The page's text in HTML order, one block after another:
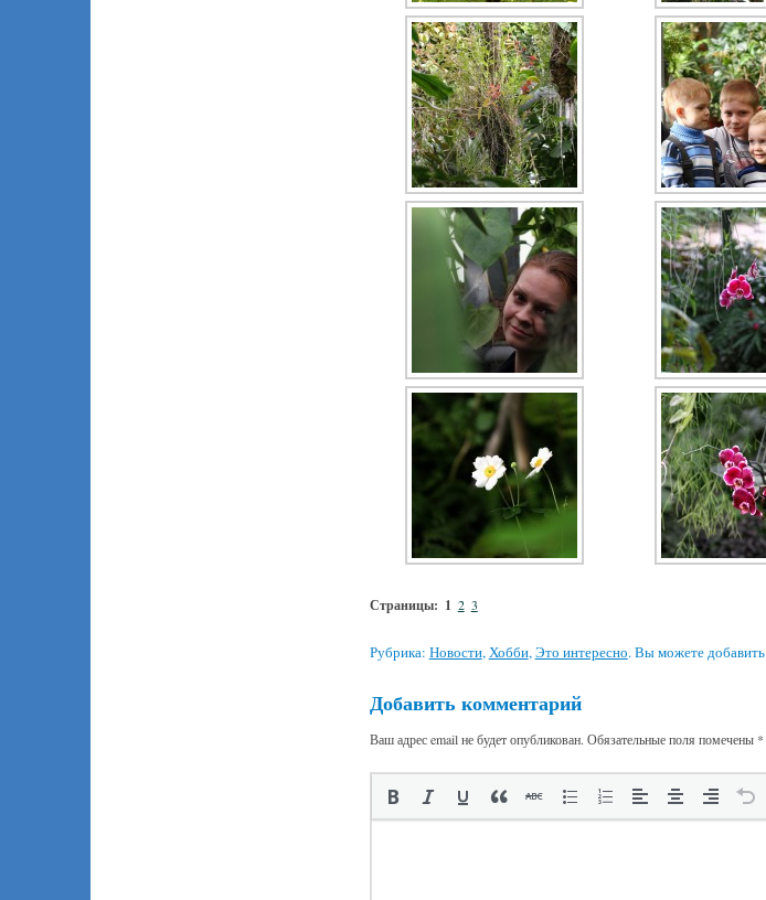
Страницы: 1 2 3
Рубрика: Новости,Хобби,Это интересно. Вы можете добавить
Добавить комментарий
Ваш адрес email не будет опубликован. Обязательные поля помечены *